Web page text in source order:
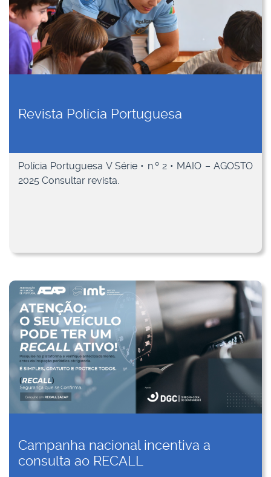
Revista Polícia Portuguesa
Polícia Portuguesa V Série • n.º 2 • MAIO – AGOSTO
2025 Consultar revista.
Campanha nacional incentiva a
consulta ao RECALL